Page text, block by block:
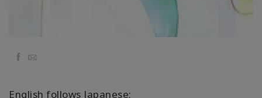
Facebook
Email
English follows Japanese;